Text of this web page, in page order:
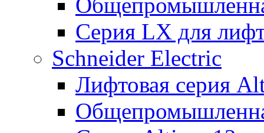
Серия LX для
Schneider Electric
Лифтовая серия